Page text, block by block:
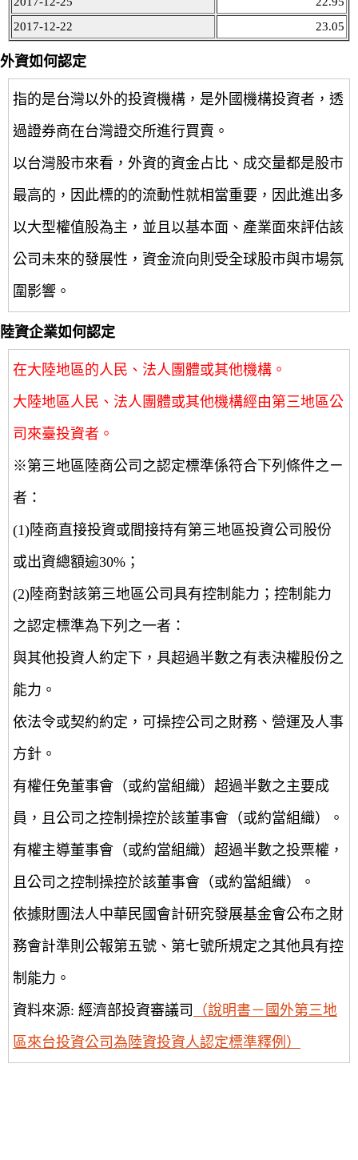
2017-12-22
23.05
外資如何認定
指的是台灣以外的投資機構，是外國機構投資者，透
過證券商在台灣證交所進行買賣。
以台灣股市來看，外資的資金占比、成交量都是股市
最高的，因此標的的流動性就相當重要，因此進出多
以大型權值股為主，並且以基本面、產業面來評估該
公司未來的發展性，資金流向則受全球股市與市場氛
圍影響。
陸資企業如何認定
在大陸地區的人民、法人團體或其他機構。
大陸地區人民、法人團體或其他機構經由第三地區公
司來臺投資者。
※第三地區陸商公司之認定標準係符合下列條件之ㄧ
者：
(1)陸商直接投資或間接持有第三地區投資公司股份
或出資總額逾30%；
(2)陸商對該第三地區公司具有控制能力；控制能力
之認定標準為下列之一者：
與其他投資人約定下，具超過半數之有表決權股份之
能力。
依法令或契約約定，可操控公司之財務、營運及人事
方針。
有權任免董事會（或約當組織）超過半數之主要成
員，且公司之控制操控於該董事會（或約當組織）。
有權主導董事會（或約當組織）超過半數之投票權，
且公司之控制操控於該董事會（或約當組織）。
依據財團法人中華民國會計研究發展基金會公布之財
務會計準則公報第五號、第七號所規定之其他具有控
制能力。
資料來源: 經濟部投資審議司
（說明書－國外第三地
區來台投資公司為陸資投資人認定標準釋例）